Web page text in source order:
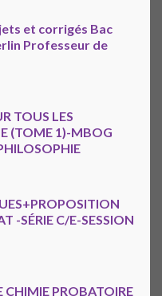
et corrigés Bac
Professeur de
TOUS LES
(TOME 1)-MBOG
-SÉRIE C/E-SESSION
CHIMIE PROBATOIRE